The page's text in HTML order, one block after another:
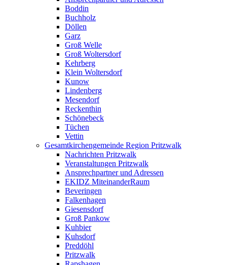
Boddin
Buchholz
Döllen
Garz
Groß Welle
Groß Woltersdorf
Kehrberg
Klein Woltersdorf
Kunow
Lindenberg
Mesendorf
Reckenthin
Schönebeck
Tüchen
Vettin
Gesamtkirchengemeinde Region Pritzwalk
Nachrichten Pritzwalk
Veranstaltungen Pritzwalk
Ansprechpartner und Adressen
EKIDZ MiteinanderRaum
Beveringen
Falkenhagen
Giesensdorf
Groß Pankow
Kuhbier
Kuhsdorf
Preddöhl
Pritzwalk